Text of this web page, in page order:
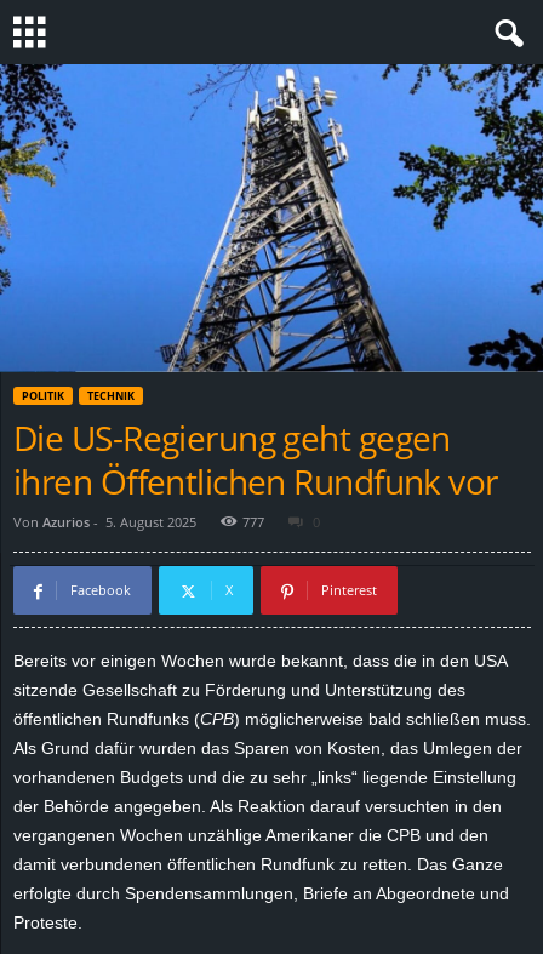
S
t
e
v
POLITIK TECHNIK
Die US-Regierung geht gegen
ihren Öffentlichen Rundfunk vor
Von Azurios - 5. August 2025 777 0
Facebook X Pinterest
Bereits vor einigen Wochen wurde bekannt, dass die in den USA
sitzende Gesellschaft zu Förderung und Unterstützung des
öffentlichen Rundfunks (CPB) möglicherweise bald schließen muss.
Als Grund dafür wurden das Sparen von Kosten, das Umlegen der
vorhandenen Budgets und die zu sehr „links“ liegende Einstellung
der Behörde angegeben. Als Reaktion darauf versuchten in den
vergangenen Wochen unzählige Amerikaner die CPB und den
damit verbundenen öffentlichen Rundfunk zu retten. Das Ganze
erfolgte durch Spendensammlungen, Briefe an Abgeordnete und
Proteste.